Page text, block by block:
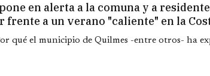
en alerta a la comuna y a
frente a un verano "caliente" en la
qué el municipio de Quilmes -entre otros- ha